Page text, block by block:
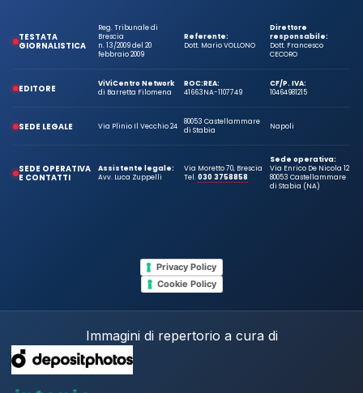
TESTATA
GIORNALISTICA
Reg. Tribunale di
Brescia
n. 13/2009 del 20
febbraio 2009
Referente:
Dott. Mario VOLLONO
Direttore
responsabile:
Dott. Francesco
CECORO
EDITORE
ViViCentro Network
di Barretta Filomena
ROC:
41663
REA:
NA-1107749
CF/P. IVA:
10464981215
SEDE LEGALE Via Plinio Il Vecchio 24
80053 Castellammare
di Stabia
Napoli
SEDE OPERATIVA
E CONTATTI
Assistente legale:
Avv. Luca Zuppelli
Via Moretto 70, Brescia
Tel.030 3758858
Sede operativa:
Via Enrico De Nicola 12
80053 Castellammare
di Stabia (NA)
Privacy Policy
Cookie Policy
Immagini di repertorio a cura di